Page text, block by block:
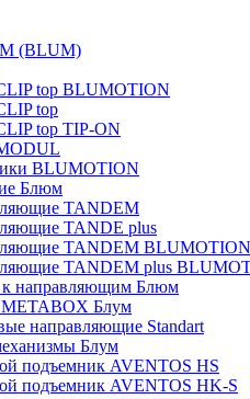
(BLUM)
top BLUMOTION
top
top TIP-ON
BLUMOTION
Блюм
TANDEM
TANDE plus
TANDEM BLUMOTION
TANDEM plus
к направляющим Блюм
Блум
направляющие Standart
Блум
подъемник AVENTOS HS
подъемник AVENTOS HK-S